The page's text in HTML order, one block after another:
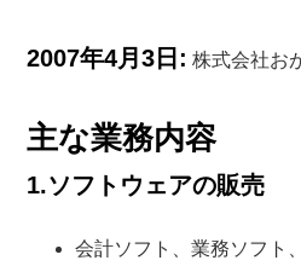
2007年4月3日: 株式会社お
主な業務内容
1.ソフトウェアの販売
会計ソフト、業務ソフト